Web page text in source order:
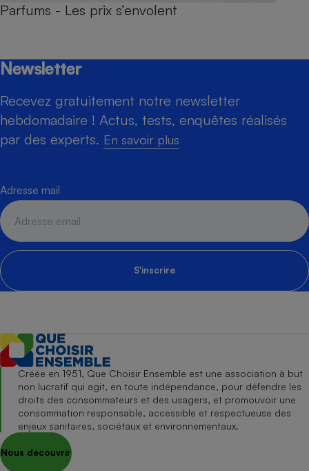
Parfums - Les prix s’envolent
Newsletter
Recevez gratuitement notre newsletter
hebdomadaire ! Actus, tests, enquêtes réalisés
par des experts. En savoir plus
Adresse mail
S'inscrire
Créée en 1951, Que Choisir Ensemble est une association à but
non lucratif qui agit, en toute indépendance, pour défendre les
droits des consommateurs et des usagers, et promouvoir une
consommation responsable, accessible et respectueuse des
enjeux sanitaires, sociétaux et environnementaux.
Nous découvrir